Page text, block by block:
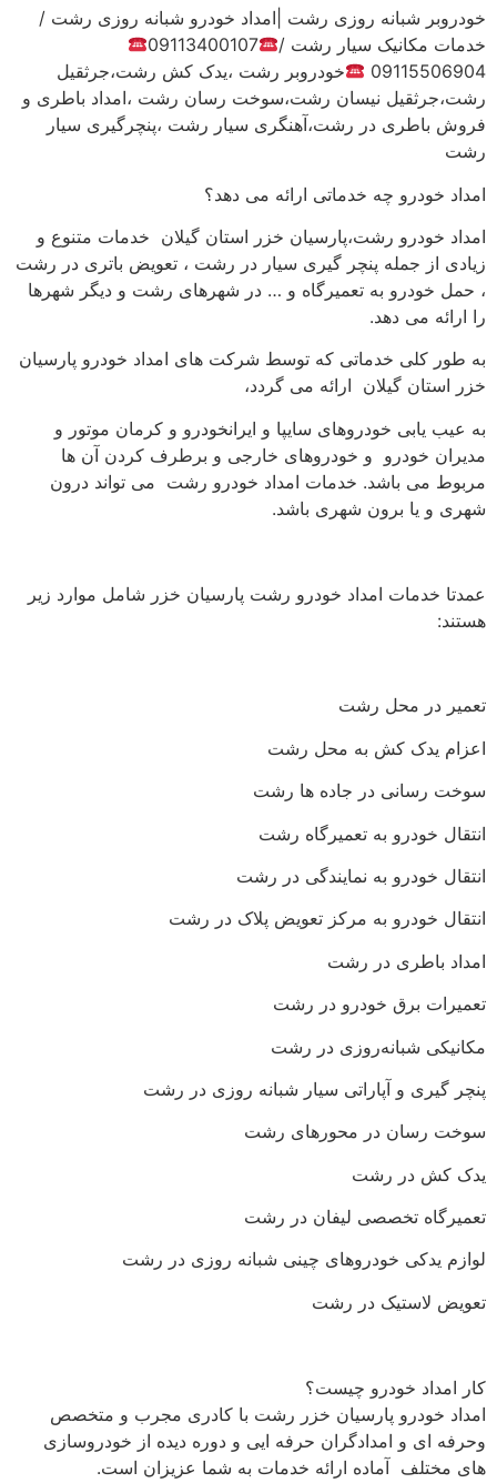
خودروبر شبانه روزی رشت |امداد خودرو شبانه روزی رشت /
خدمات مکانیک سیار رشت /
09113400107
09115506904
خودروبر رشت ،یدک کش رشت،جرثقیل
رشت،جرثقیل نیسان رشت،سوخت رسان رشت ،امداد باطری و
فروش باطری در رشت،آهنگری سیار رشت ،پنچرگیری سیار
رشت
امداد خودرو چه خدماتی ارائه می دهد؟
امداد خودرو رشت،پارسیان خزر استان گیلان خدمات متنوع و
زیادی از جمله پنچر گیری سیار در رشت ، تعویض باتری در رشت
، حمل خودرو به تعمیرگاه و … در شهرهای رشت و دیگر شهرها
را ارائه می دهد.
به طور کلی خدماتی که توسط شرکت های امداد خودرو پارسیان
خزر استان گیلان ارائه می گردد،
به عیب یابی خودروهای سایپا و ایرانخودرو و کرمان موتور و
مدیران خودرو و خودروهای خارجی و برطرف کردن آن ها
مربوط می باشد. خدمات امداد خودرو رشت می تواند درون
شهری و یا برون شهری باشد.
عمدتا خدمات امداد خودرو رشت پارسیان خزر شامل موارد زیر
هستند:
تعمیر در محل رشت
اعزام یدک کش به محل رشت
سوخت رسانی در جاده ها رشت
انتقال خودرو به تعمیرگاه رشت
انتقال خودرو به نمایندگی در رشت
انتقال خودرو به مرکز تعویض پلاک در رشت
امداد باطری در رشت
تعمیرات برق خودرو در رشت
مکانیکی شبانه‌روزی در رشت
پنچر گیری و آپاراتی سیار شبانه روزی در رشت
سوخت رسان در محورهای رشت
یدک کش در رشت
تعمیرگاه تخصصی لیفان در رشت
لوازم یدکی خودروهای چینی شبانه روزی در رشت
تعويض لاستیک در رشت
کار امداد خودرو چیست؟
امداد خودرو پارسیان خزر رشت با کادری مجرب و متخصص
وحرفه ای و امدادگران حرفه ایی و دوره دیده از خودروسازی
های مختلف آماده ارائه خدمات به شما عزیزان است.